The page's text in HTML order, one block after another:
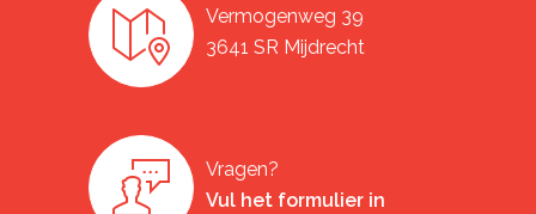
Vermogenweg 39
3641 SR Mijdrecht
Vragen?
Vul het formulier in